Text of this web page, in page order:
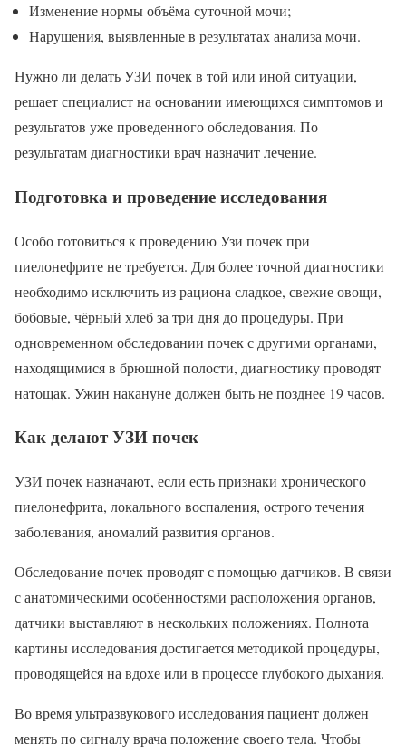
Изменение нормы объёма суточной мочи;
Нарушения, выявленные в результатах анализа мочи.
Нужно ли делать УЗИ почек в той или иной ситуации,
решает специалист на основании имеющихся симптомов и
результатов уже проведенного обследования. По
результатам диагностики врач назначит лечение.
Подготовка и проведение исследования
Особо готовиться к проведению Узи почек при
пиелонефрите не требуется. Для более точной диагностики
необходимо исключить из рациона сладкое, свежие овощи,
бобовые, чёрный хлеб за три дня до процедуры. При
одновременном обследовании почек с другими органами,
находящимися в брюшной полости, диагностику проводят
натощак. Ужин накануне должен быть не позднее 19 часов.
Как делают УЗИ почек
УЗИ почек назначают, если есть признаки хронического
пиелонефрита, локального воспаления, острого течения
заболевания, аномалий развития органов.
Обследование почек проводят с помощью датчиков. В связи
с анатомическими особенностями расположения органов,
датчики выставляют в нескольких положениях. Полнота
картины исследования достигается методикой процедуры,
проводящейся на вдохе или в процессе глубокого дыхания.
Во время ультразвукового исследования пациент должен
менять по сигналу врача положение своего тела. Чтобы